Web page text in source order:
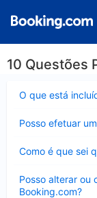
10 Questões
O que está
fechado
Posso efetuar
fechado
Como é que sei
fechado
Posso alterar ou
Booking.com?
fechado